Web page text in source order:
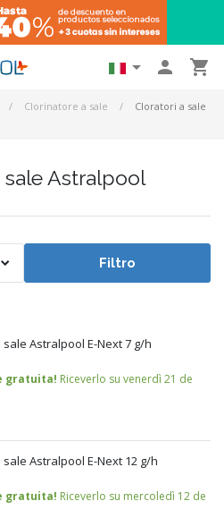
  
Clorinatore a sale
Cloratori a sale
sale Astralpool
Filtro
Astralpool E-Next 7 g/h
gratuita! Riceverlo su venerdì 21 de
Astralpool E-Next 12 g/h
gratuita! Riceverlo su mercoledì 12 de